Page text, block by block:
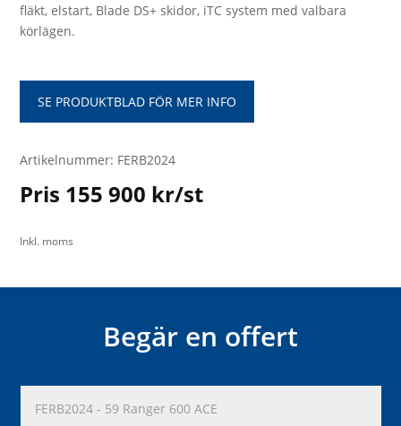
fläkt, elstart, Blade DS+ skidor, iTC system med valbara
körlägen.
SE PRODUKTBLAD FÖR MER INFO
Artikelnummer: FERB2024
Pris 155 900 kr/st
Inkl. moms
Begär en offert